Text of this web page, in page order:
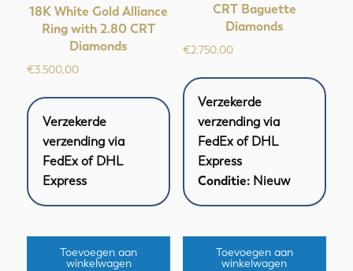
18K White Gold Alliance
Ring with 2.80 CRT
Diamonds
€3.500,00
Verzekerde
verzending via
FedEx of DHL
Express
Toevoegen aan
winkelwagen
CRT Baguette
Diamonds
€2.750,00
Verzekerde
verzending via
FedEx of DHL
Express
Conditie: Nieuw
Toevoegen aan
winkelwagen